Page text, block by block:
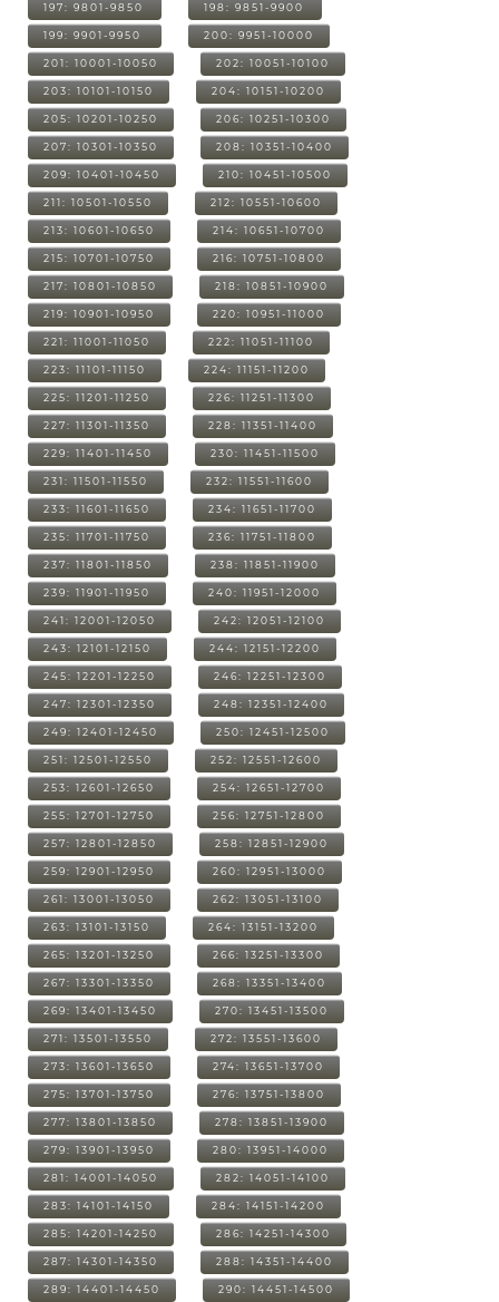
197: 9801-9850 198: 9851-9900
199: 9901-9950 200: 9951-10000
201: 10001-10050 202: 10051-10100
203: 10101-10150 204: 10151-10200
205: 10201-10250 206: 10251-10300
207: 10301-10350 208: 10351-10400
209: 10401-10450 210: 10451-10500
211: 10501-10550 212: 10551-10600
213: 10601-10650 214: 10651-10700
215: 10701-10750 216: 10751-10800
217: 10801-10850 218: 10851-10900
219: 10901-10950 220: 10951-11000
221: 11001-11050 222: 11051-11100
223: 11101-11150 224: 11151-11200
225: 11201-11250 226: 11251-11300
227: 11301-11350 228: 11351-11400
229: 11401-11450 230: 11451-11500
231: 11501-11550 232: 11551-11600
233: 11601-11650 234: 11651-11700
235: 11701-11750 236: 11751-11800
237: 11801-11850 238: 11851-11900
239: 11901-11950 240: 11951-12000
241: 12001-12050 242: 12051-12100
243: 12101-12150 244: 12151-12200
245: 12201-12250 246: 12251-12300
247: 12301-12350 248: 12351-12400
249: 12401-12450 250: 12451-12500
251: 12501-12550 252: 12551-12600
253: 12601-12650 254: 12651-12700
255: 12701-12750 256: 12751-12800
257: 12801-12850 258: 12851-12900
259: 12901-12950 260: 12951-13000
261: 13001-13050 262: 13051-13100
263: 13101-13150 264: 13151-13200
265: 13201-13250 266: 13251-13300
267: 13301-13350 268: 13351-13400
269: 13401-13450 270: 13451-13500
271: 13501-13550 272: 13551-13600
273: 13601-13650 274: 13651-13700
275: 13701-13750 276: 13751-13800
277: 13801-13850 278: 13851-13900
279: 13901-13950 280: 13951-14000
281: 14001-14050 282: 14051-14100
283: 14101-14150 284: 14151-14200
285: 14201-14250 286: 14251-14300
287: 14301-14350 288: 14351-14400
289: 14401-14450 290: 14451-14500